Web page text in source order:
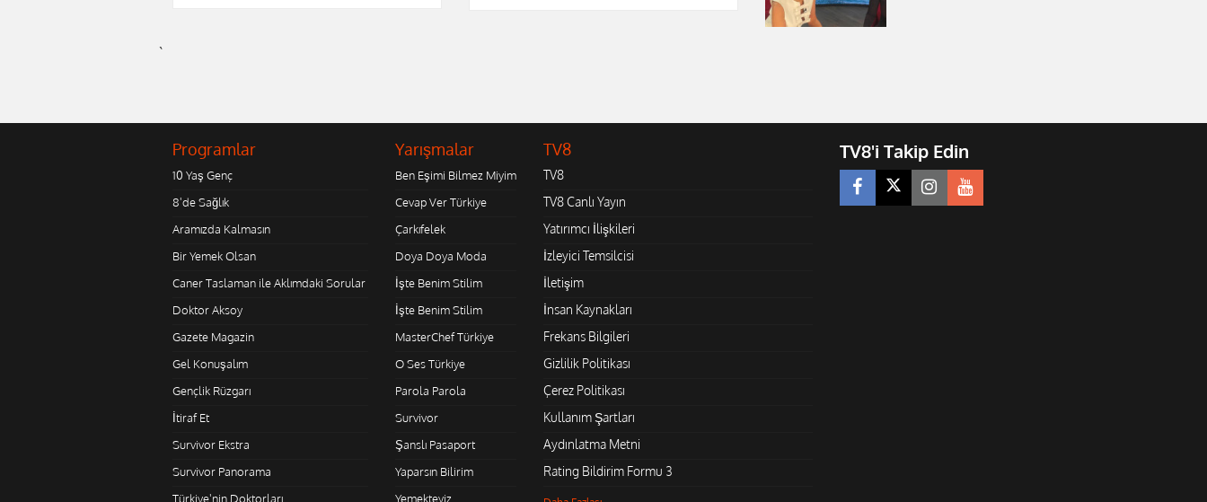
`
Programlar
10 Yaş Genç
8'de Sağlık
Aramızda Kalmasın
Bir Yemek Olsan
Caner Taslaman ile Aklımdaki Sorular
Doktor Aksoy
Gazete Magazin
Gel Konuşalım
Gençlik Rüzgarı
İtiraf Et
Survivor Ekstra
Survivor Panorama
Türkiye'nin Doktorları
Yarışmalar
Ben Eşimi Bilmez Miyim
Cevap Ver Türkiye
Çarkıfelek
Doya Doya Moda
İşte Benim Stilim
İşte Benim Stilim
MasterChef Türkiye
O Ses Türkiye
Parola Parola
Survivor
Şanslı Pasaport
Yaparsın Bilirim
Yemekteyiz
TV8
TV8
TV8 Canlı Yayın
Yatırımcı İlişkileri
İzleyici Temsilcisi
İletişim
İnsan Kaynakları
Frekans Bilgileri
Gizlilik Politikası
Çerez Politikası
Kullanım Şartları
Aydınlatma Metni
Rating Bildirim Formu 3
TV8'i Takip Edin